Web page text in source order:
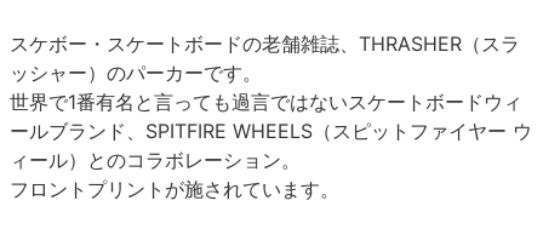
スケボー・スケートボードの老舗雑誌、THRASHER（スラ
ッシャー）のパーカーです。
世界で1番有名と言っても過言ではないスケートボードウィ
ールブランド、SPITFIRE WHEELS（スピットファイヤー ウ
ィール）とのコラボレーション。
フロントプリントが施されています。